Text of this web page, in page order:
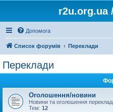
r2u.org.ua
Допомога
Список форумів Переклади
Переклади
Оголошення/новини
Новини та оголошення
Тем: 12